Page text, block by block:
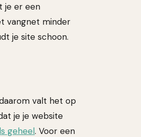
je er een
vangnet minder
je site schoon.
valt het op
je je website
geheel. Voor een